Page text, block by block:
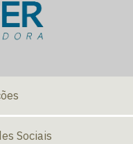
Sociais